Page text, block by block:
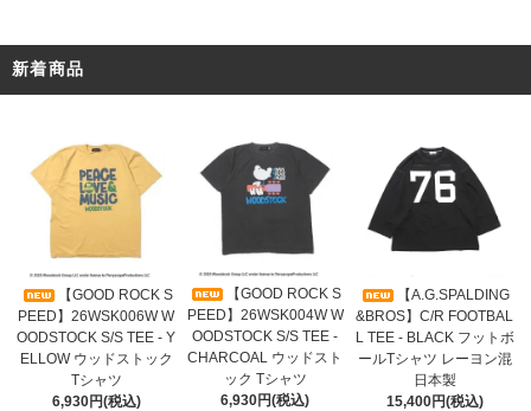
新着商品
【GOOD ROCK S
PEED】26WSK006W W
OODSTOCK S/S TEE - Y
ELLOW ウッドストック
Tシャツ
6,930円(税込)
【GOOD ROCK S
PEED】26WSK004W W
OODSTOCK S/S TEE -
CHARCOAL ウッドスト
ック Tシャツ
6,930円(税込)
【A.G.SPALDING
&BROS】C/R FOOTBAL
L TEE - BLACK フットボ
ールTシャツ レーヨン混
日本製
15,400円(税込)